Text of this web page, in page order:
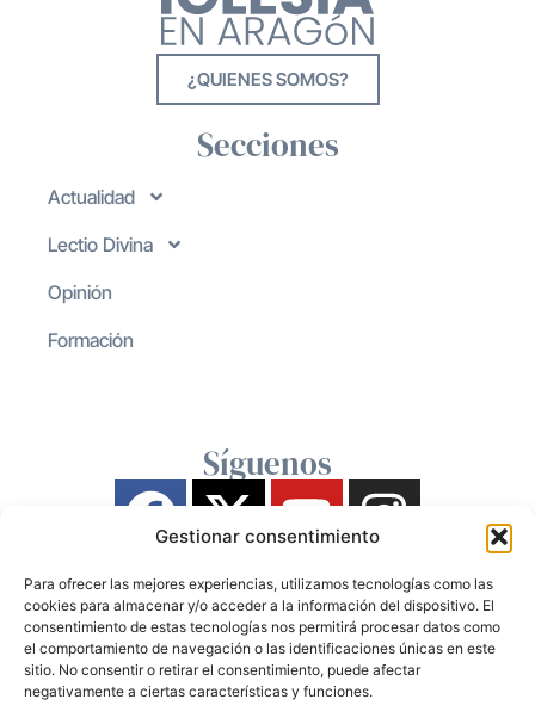
Gestionar consentimiento
Para ofrecer las mejores experiencias, utilizamos tecnologías como las
cookies para almacenar y/o acceder a la información del dispositivo. El
consentimiento de estas tecnologías nos permitirá procesar datos como
el comportamiento de navegación o las identificaciones únicas en este
sitio. No consentir o retirar el consentimiento, puede afectar
negativamente a ciertas características y funciones.
¿QUIENES SOMOS?
Secciones
Actualidad
Lectio Divina
Opinión
Formación
Síguenos